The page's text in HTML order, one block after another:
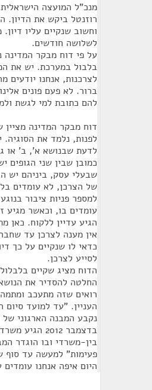
מנכ"ל המועצה
רוזנטל ביקש את הדיון.
וחשוב שנקיים עליו
לשלושה חודשים.
על פי דוח מבקר המדינה
בלבול במערכת. יש את
לצרכנות, אנחנו יודעים
ברור. לא פעם פונים
להם כתובת למי לגשת
דוח מבקר המדינה מציין
לפנות, נלמד את
לדעת שבנושא א', ב' או
כמובן שבין שני הגופים
שבעלי עסק, ביניהם יש
של הצרכן, לא עומדים
למספר פניות ציבור
עומדים בו, וכאשר מגיע
הגיע עדיין ללקוח. כאן
אין מענה לצרכן עד
כדאי לו שנקיים על כך
לסייע לצרכן.
הדוח מציג שקיים
החלטה להסדיר את
העניין. "עד למועד
נקבע המבנה הארגוני
בדצמבר
בין-משרדי ובו הוגדר
היום איפה אנחנו